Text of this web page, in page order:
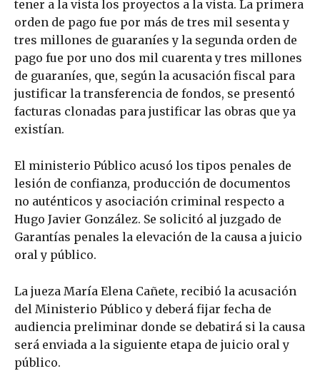
tener a la vista los proyectos a la vista. La primera
orden de pago fue por más de tres mil sesenta y
tres millones de guaraníes y la segunda orden de
pago fue por uno dos mil cuarenta y tres millones
de guaraníes, que, según la acusación fiscal para
justificar la transferencia de fondos, se presentó
facturas clonadas para justificar las obras que ya
existían.
El ministerio Público acusó los tipos penales de
lesión de confianza, producción de documentos
no auténticos y asociación criminal respecto a
Hugo Javier González. Se solicitó al juzgado de
Garantías penales la elevación de la causa a juicio
oral y público.
La jueza María Elena Cañete, recibió la acusación
del Ministerio Público y deberá fijar fecha de
audiencia preliminar donde se debatirá si la causa
será enviada a la siguiente etapa de juicio oral y
público.